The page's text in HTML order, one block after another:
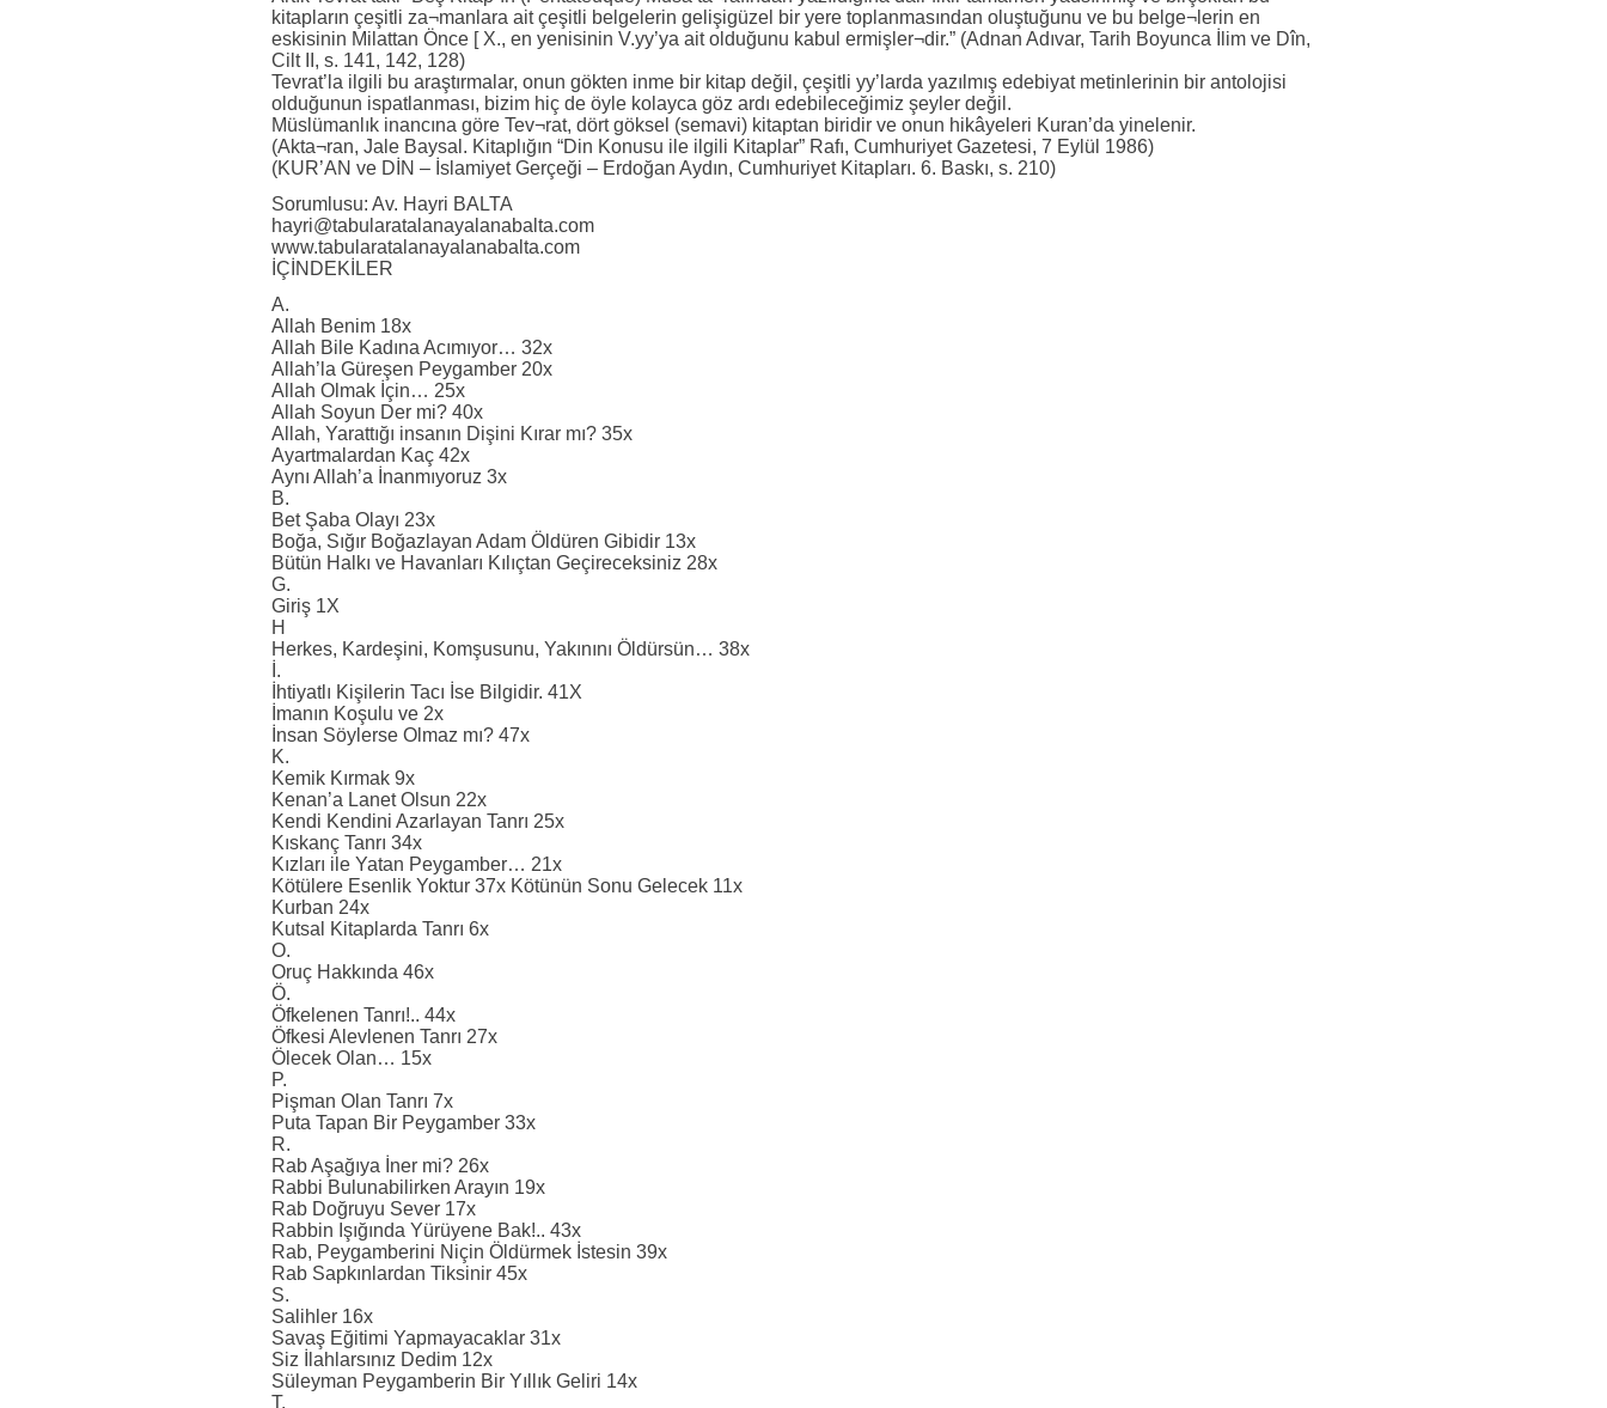
kitapların çeşitli za¬manlara ait çeşitli belgelerin gelişigüzel bir yere toplanmasından oluştuğunu ve bu belge¬lerin en
eskisinin Milattan Önce [ X., en yenisinin V.yy’ya ait olduğunu kabul ermişler¬dir.” (Adnan Adıvar, Tarih Boyunca İlim ve Dîn,
Cilt II, s. 141, 142, 128)
Tevrat’la ilgili bu araştırmalar, onun gökten inme bir kitap değil, çeşitli yy’larda yazılmış edebiyat metinlerinin bir antolojisi
olduğunun ispatlanması, bizim hiç de öyle kolayca göz ardı edebileceğimiz şeyler değil.
Müslümanlık inancına göre Tev¬rat, dört göksel (semavi) kitaptan biridir ve onun hikâyeleri Kuran’da yinelenir.
(Akta¬ran, Jale Baysal. Kitaplığın “Din Konusu ile ilgili Kitaplar” Rafı, Cumhuriyet Gazetesi, 7 Eylül 1986)
(KUR’AN ve DİN – İslamiyet Gerçeği – Erdoğan Aydın, Cumhuriyet Kitapları. 6. Baskı, s. 210)
Sorumlusu: Av. Hayri BALTA
hayri@tabularatalanayalanabalta.com
www.tabularatalanayalanabalta.com
İÇİNDEKİLER
A.
Allah Benim 18x
Allah Bile Kadına Acımıyor… 32x
Allah’la Güreşen Peygamber 20x
Allah Olmak İçin… 25x
Allah Soyun Der mi? 40x
Allah, Yarattığı insanın Dişini Kırar mı? 35x
Ayartmalardan Kaç 42x
Aynı Allah’a İnanmıyoruz 3x
B.
Bet Şaba Olayı 23x
Boğa, Sığır Boğazlayan Adam Öldüren Gibidir 13x
Bütün Halkı ve Havanları Kılıçtan Geçireceksiniz 28x
G.
Giriş 1X
H
Herkes, Kardeşini, Komşusunu, Yakınını Öldürsün… 38x
İ.
İhtiyatlı Kişilerin Tacı İse Bilgidir. 41X
İmanın Koşulu ve 2x
İnsan Söylerse Olmaz mı? 47x
K.
Kemik Kırmak 9x
Kenan’a Lanet Olsun 22x
Kendi Kendini Azarlayan Tanrı 25x
Kıskanç Tanrı 34x
Kızları ile Yatan Peygamber… 21x
Kötülere Esenlik Yoktur 37x Kötünün Sonu Gelecek 11x
Kurban 24x
Kutsal Kitaplarda Tanrı 6x
O.
Oruç Hakkında 46x
Ö.
Öfkelenen Tanrı!.. 44x
Öfkesi Alevlenen Tanrı 27x
Ölecek Olan… 15x
P.
Pişman Olan Tanrı 7x
Puta Tapan Bir Peygamber 33x
R.
Rab Aşağıya İner mi? 26x
Rabbi Bulunabilirken Arayın 19x
Rab Doğruyu Sever 17x
Rabbin Işığında Yürüyene Bak!.. 43x
Rab, Peygamberini Niçin Öldürmek İstesin 39x
Rab Sapkınlardan Tiksinir 45x
S.
Salihler 16x
Savaş Eğitimi Yapmayacaklar 31x
Siz İlahlarsınız Dedim 12x
Süleyman Peygamberin Bir Yıllık Geliri 14x
T.